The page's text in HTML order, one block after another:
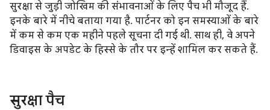
सुरक्षा से जुड़ी जोखिम की संभावनाओं के लिए पैच भी मौजूद हैं.
इनके बारे में नीचे बताया गया है. पार्टनर को इन समस्याओं के बारे
में कम से कम एक महीने पहले सूचना दी गई थी. साथ ही, वे अपने
डिवाइस के अपडेट के हिस्से के तौर पर इन्हें शामिल कर सकते हैं.
सुरक्षा पैच